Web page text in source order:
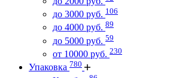
до 3000 руб. 106
до 4000 руб. 89
до 5000 руб. 59
от 10000 руб. 230
Упаковка 780